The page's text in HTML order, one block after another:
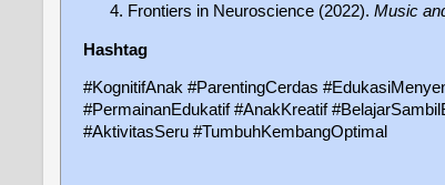
Frontiers in Neuroscience (2022). Music
Hashtag
#KognitifAnak #ParentingCerdas
#PermainanEdukatif #AnakKreatif
#AktivitasSeru #TumbuhKembangOptimal